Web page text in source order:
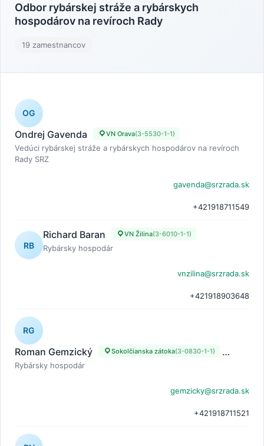
Odbor rybárskej stráže a rybárskych
hospodárov na revíroch Rady
19 zamestnancov
OG
Ondrej Gavenda VN Orava(3-5530-1-1)
Vedúci rybárskej stráže a rybárskych hospodárov na revíroch
Rady SRZ
gavenda@srzrada.sk
+421918711549
RB
Richard Baran VN Žilina(3-6010-1-1)
Rybársky hospodár
vnzilina@srzrada.sk
+421918903648
RG
Roman Gemzický Sokolčianska zátoka(3-0830-1-1)
Rybársky hospodár
gemzicky@srzrada.sk
+421918711521